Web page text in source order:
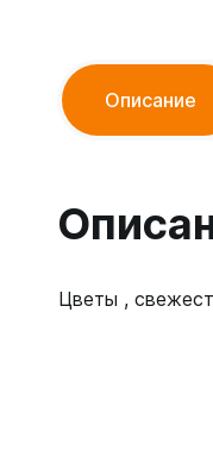
Описание
Цветы ,